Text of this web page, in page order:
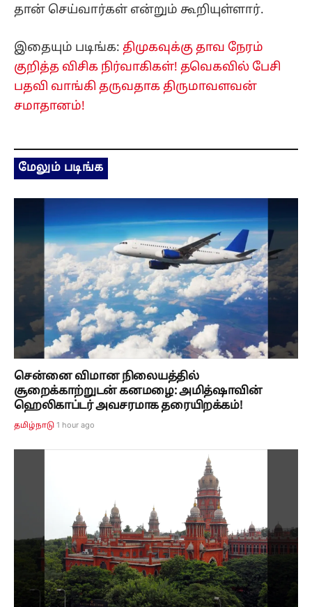
தான் செய்வார்கள் என்றும் கூறியுள்ளார்.
இதையும் படிங்க: திமுகவுக்கு தாவ நேரம்
குறித்த விசிக நிர்வாகிகள்! தவெகவில் பேசி
பதவி வாங்கி தருவதாக திருமாவளவன்
சமாதானம்!
மேலும் படிங்க
சென்னை விமான நிலையத்தில்
சூறைக்காற்றுடன் கனமழை: அமித்ஷாவின்
ஹெலிகாப்டர் அவசரமாக தரையிறக்கம்!
தமிழ்நாடு 1 hour ago